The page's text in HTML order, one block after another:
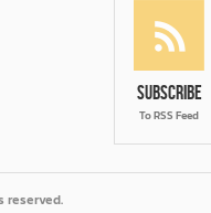
Subscribe
To RSS Feed
reserved.